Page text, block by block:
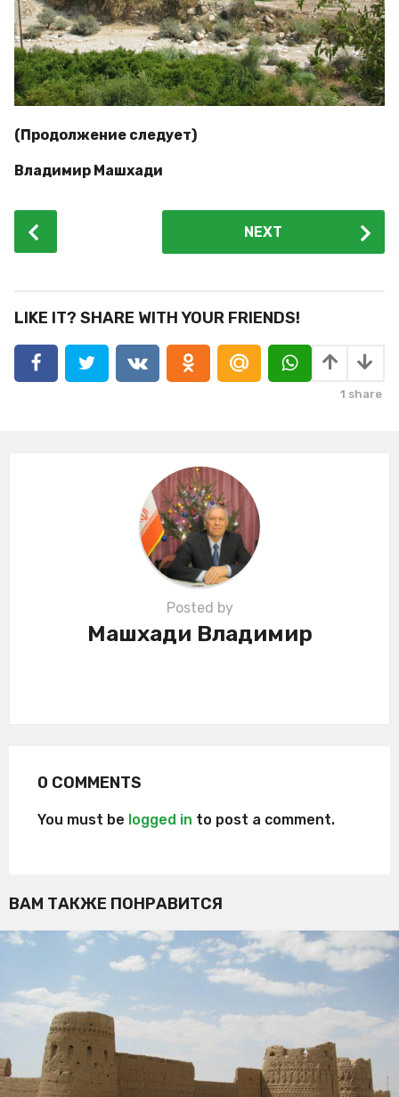
(Продолжение следует)
Владимир Машхади
o
P
i
NEXT
LIKE IT? SHARE WITH YOUR FRIENDS!
1 share
Posted by
Машхади Владимир
0 COMMENTS
You must be logged in to post a comment.
ВАМ ТАКЖЕ ПОНРАВИТСЯ